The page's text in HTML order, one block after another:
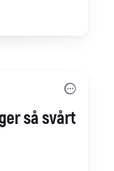
så svårt